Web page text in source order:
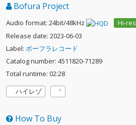
Bofura Project
Audio format: 24bit/48kHz
Hi-res
Release date: 2023-06-03
Label: ボーフラレコード
Catalog number: 4511820-71289
Total runtime: 02:28
ハイレゾ
How To Buy